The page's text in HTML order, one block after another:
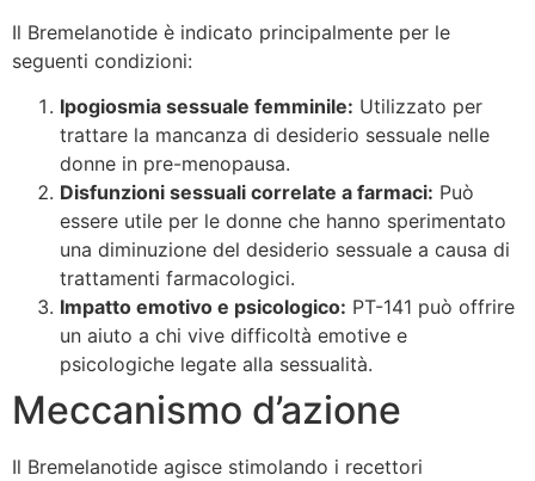
Il Bremelanotide è indicato principalmente per le
seguenti condizioni:
Ipogiosmia sessuale femminile: Utilizzato per
trattare la mancanza di desiderio sessuale nelle
donne in pre-menopausa.
Disfunzioni sessuali correlate a farmaci: Può
essere utile per le donne che hanno sperimentato
una diminuzione del desiderio sessuale a causa di
trattamenti farmacologici.
Impatto emotivo e psicologico: PT-141 può offrire
un aiuto a chi vive difficoltà emotive e
psicologiche legate alla sessualità.
Meccanismo d’azione
Il Bremelanotide agisce stimolando i recettori